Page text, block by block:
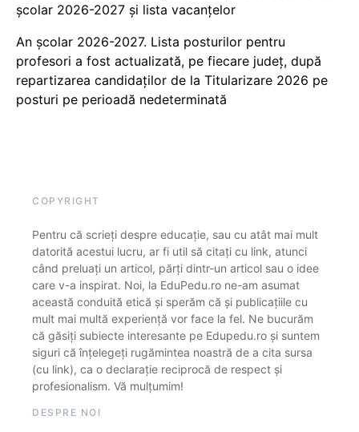
școlar 2026-2027 și lista vacanțelor
An școlar 2026-2027. Lista posturilor pentru
profesori a fost actualizată, pe fiecare județ, după
repartizarea candidaților de la Titularizare 2026 pe
posturi pe perioadă nedeterminată
COPYRIGHT
Pentru că scrieți despre educație, sau cu atât mai mult
datorită acestui lucru, ar fi util să citați cu link, atunci
când preluați un articol, părți dintr-un articol sau o idee
care v-a inspirat. Noi, la EduPedu.ro ne-am asumat
această conduită etică și sperăm că și publicațiile cu
mult mai multă experiență vor face la fel. Ne bucurăm
că găsiți subiecte interesante pe Edupedu.ro și suntem
siguri că înțelegeți rugămintea noastră de a cita sursa
(cu link), ca o declarație reciprocă de respect și
profesionalism. Vă mulțumim!
DESPRE NOI